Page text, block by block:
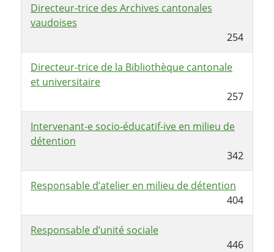
Directeur-trice des Archives cantonales
vaudoises
254
Directeur-trice de la Bibliothèque cantonale
et universitaire
257
Intervenant-e socio-éducatif-ive en milieu de
détention
342
Responsable d’atelier en milieu de détention
404
Responsable d’unité sociale
446